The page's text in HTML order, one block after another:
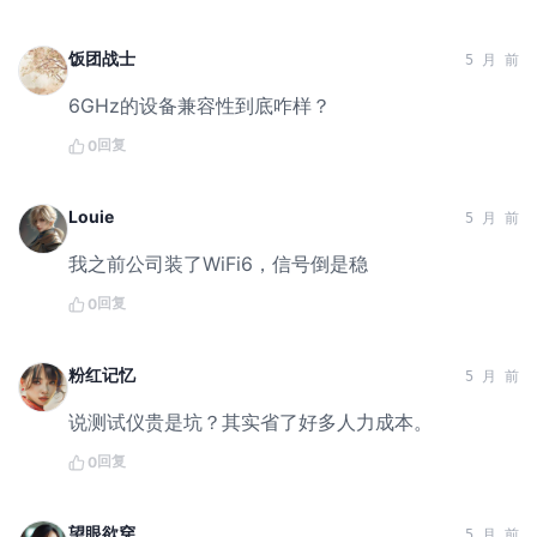
饭团战士 5 月 前
6GHz的设备兼容性到底咋样？
0回复
Louie 5 月 前
我之前公司装了WiFi6，信号倒是稳
0回复
粉红记忆 5 月 前
说测试仪贵是坑？其实省了好多人力成本。
0回复